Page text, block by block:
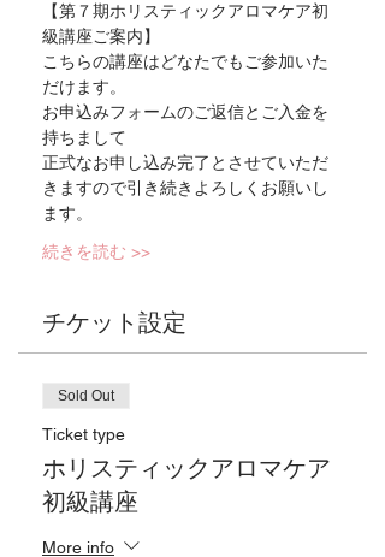
【第７期ホリスティックアロマケア初
級講座ご案内】
こちらの講座はどなたでもご参加いた
だけます。
お申込みフォームのご返信とご入金を
持ちまして
正式なお申し込み完了とさせていただ
きますので引き続きよろしくお願いし
ます。
続きを読む >>
チケット設定
Sold Out
Ticket type
ホリスティックアロマケア
初級講座
More info